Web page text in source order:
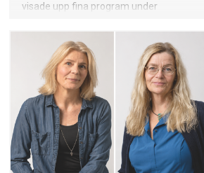
visade upp fina program under